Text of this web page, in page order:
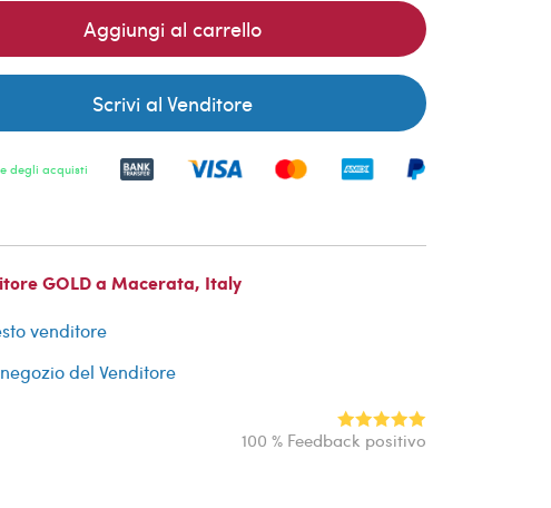
Aggiungi al carrello
Scrivi al Venditore
degli acquisti
GOLD a Macerata, Italy
venditore
del Venditore
100 % Feedback positivo